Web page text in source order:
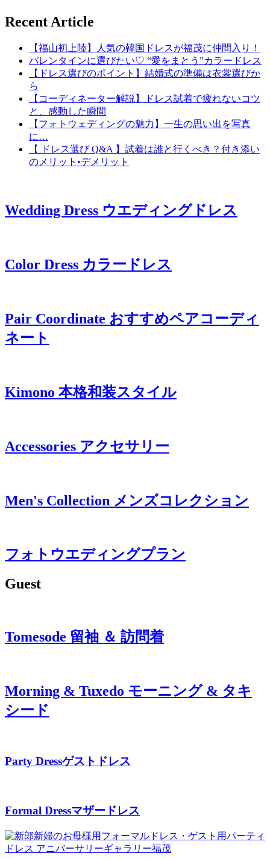
Recent Article
【福山初上陸】人気の韓国ドレスが福茂に仲間入り！
バレンタインに選びたい♡ “愛をまとう”カラードレス
【ドレス選びのポイント】結婚式の準備は衣裳選びか
ら
【コーディネーター解説】ドレス試着で疲れないコツ
と、感動した瞬間
【フォトウェディングの魅力】一生の思い出を写真
に…
【 ドレス選び Q&A 】試着は誰と行くべき？付き添い
のメリット•デメリット
Wedding Dress ウエディングドレス
Color Dress カラードレス
Pair Coordinate おすすめペアコーディ
ネート
Kimono 本格和装スタイル
Accessories アクセサリー
Men's Collection メンズコレクション
フォトウエディングプラン
Guest
Tomesode 留袖 ＆ 訪問着
Morning & Tuxedo モーニング & タキ
シード
Party Dressゲストドレス
Formal Dressマザードレス